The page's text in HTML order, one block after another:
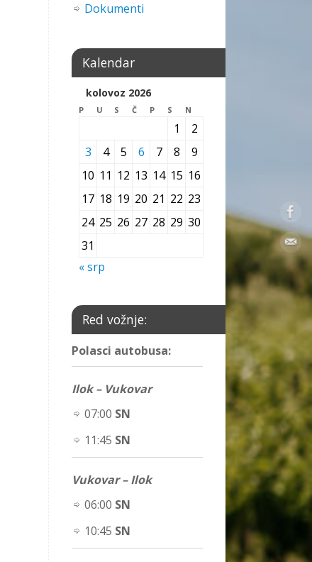
Dokumenti
Kalendar
kolovoz 2026
P U S Č P S N
1
2
3
4 5 6 7 8
9
10 11 12 13 14 15 16
17 18 19 20 21 22 23
24 25 26 27 28 29 30
31
« srp
Red vožnje:
Polasci autobusa:
Ilok – Vukovar
07:00 SN
11:45 SN
Vukovar – Ilok
06:00 SN
10:45 SN